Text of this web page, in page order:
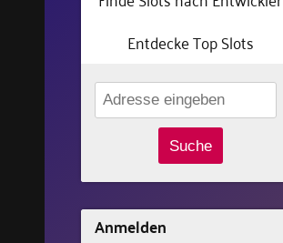
Entdecke Top Slots
Suche
Anmelden